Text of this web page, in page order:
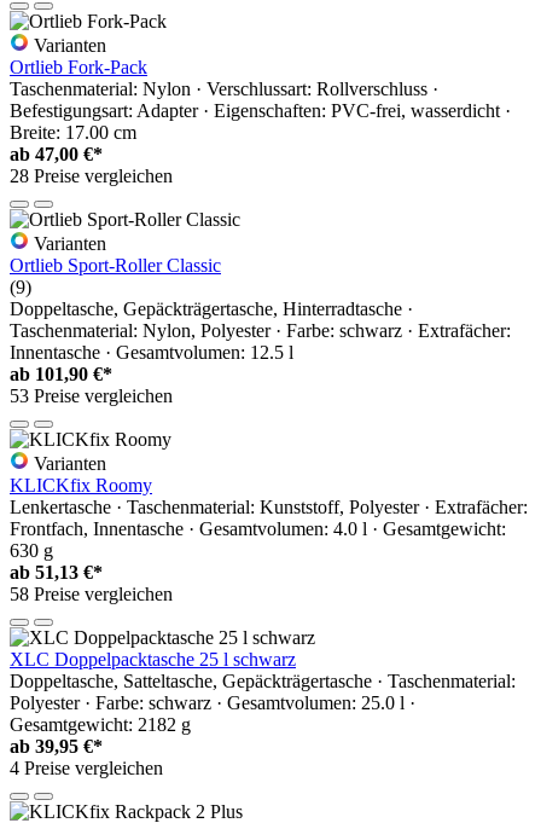
Varianten
Ortlieb Fork-Pack
Taschenmaterial: Nylon · Verschlussart: Rollverschluss ·
Befestigungsart: Adapter · Eigenschaften: PVC-frei, wasserdicht ·
Breite: 17.00 cm
ab 47,00 €*
28 Preise vergleichen
Varianten
Ortlieb Sport-Roller Classic
(9)
Doppeltasche, Gepäckträgertasche, Hinterradtasche ·
Taschenmaterial: Nylon, Polyester · Farbe: schwarz · Extrafächer:
Innentasche · Gesamtvolumen: 12.5 l
ab 101,90 €*
53 Preise vergleichen
Varianten
KLICKfix Roomy
Lenkertasche · Taschenmaterial: Kunststoff, Polyester · Extrafächer:
Frontfach, Innentasche · Gesamtvolumen: 4.0 l · Gesamtgewicht:
630 g
ab 51,13 €*
58 Preise vergleichen
XLC Doppelpacktasche 25 l schwarz
Doppeltasche, Satteltasche, Gepäckträgertasche · Taschenmaterial:
Polyester · Farbe: schwarz · Gesamtvolumen: 25.0 l ·
Gesamtgewicht: 2182 g
ab 39,95 €*
4 Preise vergleichen